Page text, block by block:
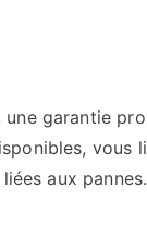
une garantie
vous
aux pannes.